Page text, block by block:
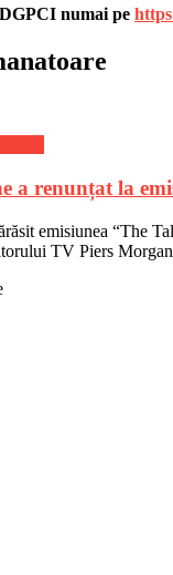
numai pe
a renunțat la
emisiunea “The
TV Piers